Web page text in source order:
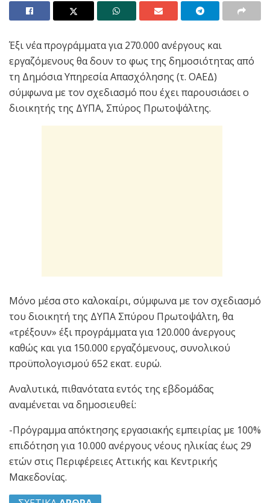
Έξι νέα προγράμματα για 270.000 ανέργους και
εργαζόμενους θα δουν το φως της δημοσιότητας από
τη Δημόσια Υπηρεσία Απασχόλησης (τ. ΟΑΕΔ)
σύμφωνα με τον σχεδιασμό που έχει παρουσιάσει ο
διοικητής της ΔΥΠΑ, Σπύρος Πρωτοψάλτης.
Μόνο μέσα στο καλοκαίρι, σύμφωνα με τον σχεδιασμό
του διοικητή της ΔΥΠΑ Σπύρου Πρωτοψάλτη, θα
«τρέξουν» έξι προγράμματα για 120.000 άνεργους
καθώς και για 150.000 εργαζόμενους, συνολικού
προϋπολογισμού 652 εκατ. ευρώ.
Αναλυτικά, πιθανότατα εντός της εβδομάδας
αναμένεται να δημοσιευθεί:
-Πρόγραμμα απόκτησης εργασιακής εμπειρίας με 100%
επιδότηση για 10.000 ανέργους νέους ηλικίας έως 29
ετών στις Περιφέρειες Αττικής και Κεντρικής
Μακεδονίας.